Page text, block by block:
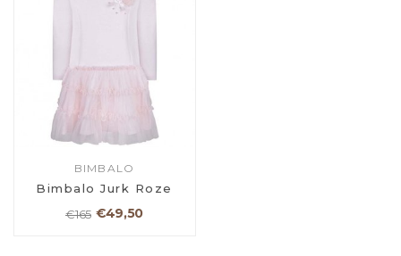
BIMBALO
Bimbalo Jurk Roze
€165 €49,50